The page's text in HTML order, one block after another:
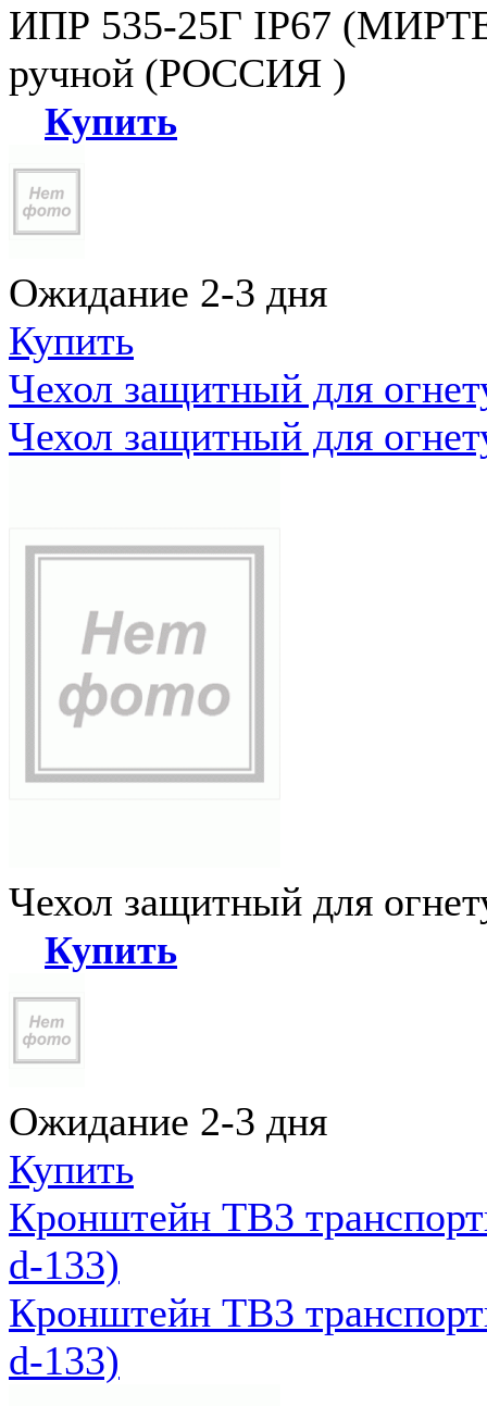
ИПР 535-25Г IP67
ручной (РОССИЯ )
Купить
Ожидание 2-3 дня
Купить
Чехол защитный для
Чехол защитный для
Чехол защитный для
Купить
Ожидание 2-3 дня
Купить
Кронштейн ТВ3
d-133)
Кронштейн ТВ3
d-133)